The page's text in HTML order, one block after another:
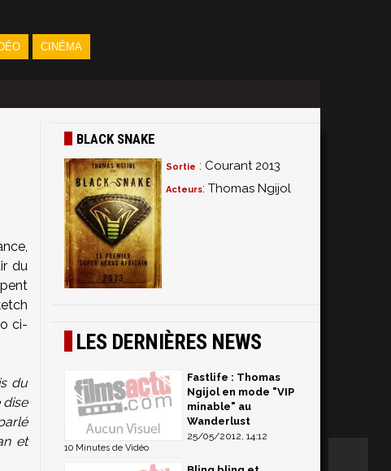
CINÉMA
du
ci-
du
et
BLACK SNAKE
Sortie : Courant 2013
Acteurs: Thomas Ngijol
LES DERNIÈRES NEWS
Fastlife : Thomas
Ngijol en mode "VIP
minable" au
Wanderlust
25/05/2012, 14:12
10 Minutes de Vidéo